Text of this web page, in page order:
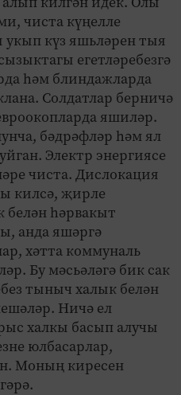
чиста күңелле
укып күз яшьләрен тыя
егетләребезгә
һәм блиндажларда
Солдатлар берничә
яшиләр.
бәдрәфләр һәм ял
Электр энергиясе
чиста. Дислокация
килсә, җирле
белән һәрвакыт
анда яшәргә
хәтта коммуналь
Бу мәсьәләгә бик сак
тыныч халык белән
Ничә ел
халкы басып алучы
юлбасарлар,
Моның киресен